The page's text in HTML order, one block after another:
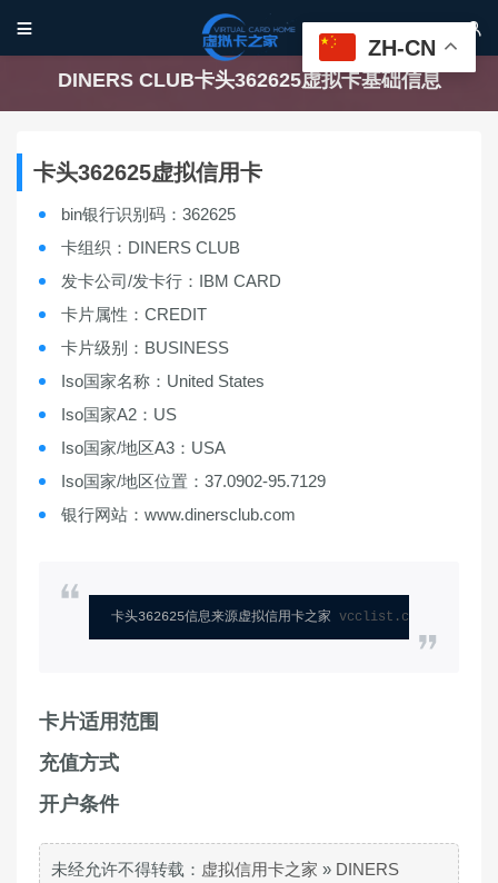
 
DINERS CLUB卡头362625虚拟卡基础信息
卡头362625虚拟信用卡
bin银行识别码：362625
卡组织：DINERS CLUB
发卡公司/发卡行：IBM CARD
卡片属性：CREDIT
卡片级别：BUSINESS
Iso国家名称：United States
Iso国家A2：US
Iso国家/地区A3：USA
Iso国家/地区位置：37.0902-95.7129
银行网站：www.dinersclub.com
卡头362625信息来源虚拟信用卡之家 vcclist.com
卡片适用范围
充值方式
开户条件
未经允许不得转载： 虚拟信用卡之家 » DINERS
ZH-CN